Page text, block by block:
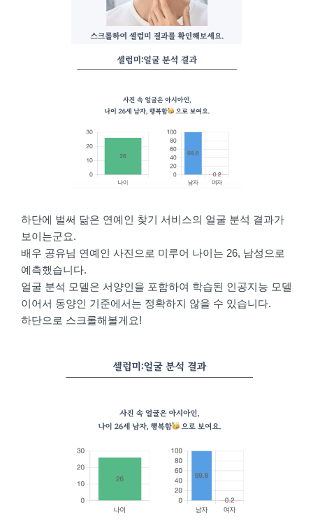
하단에 벌써 닮은 연예인 찾기 서비스의 얼굴 분석 결과가
보이는군요.
배우 공유님 연예인 사진으로 미루어 나이는 26, 남성으로
예측했습니다.
얼굴 분석 모델은 서양인을 포함하여 학습된 인공지능 모델
이어서 동양인 기준에서는 정확하지 않을 수 있습니다.
하단으로 스크롤해볼게요!